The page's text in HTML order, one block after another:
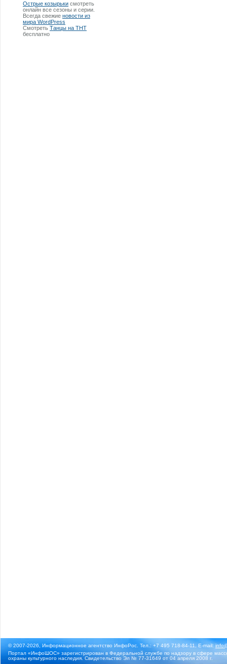
Острые козырьки смотреть
онлайн все сезоны и серии.
Всегда свежие новости из
мира WordPress
Смотреть Танцы на ТНТ
бесплатно
© 2007-2026, Информационное агентство ИнфоРос. Тел.: +7 495 718-84-11, E-mail:
Портал «ИнфоШОС» зарегистрирован в Федеральной службе по надзору в сфере
охраны культурного наследия. Свидетельство Эл № 77-31649 от 04 апреля 2008 г.